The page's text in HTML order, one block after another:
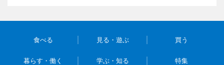
食べる 見る・遊ぶ 買う
暮らす・働く 学ぶ・知る 特集